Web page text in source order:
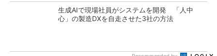
生成AIで現場社員がシステムを開発 「人中
心」の製造DXを自走させた3社の方法